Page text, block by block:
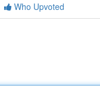
Who Upvoted